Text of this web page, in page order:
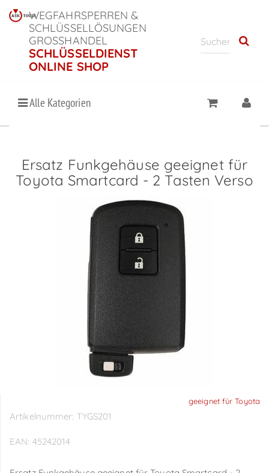
WEGFAHRSPERREN &
SCHLÜSSELLÖSUNGEN
GROSSHANDEL
SCHLÜSSELDIENST
ONLINE SHOP
Alle Kategorien
Ersatz Funkgehäuse geeignet für
Toyota Smartcard - 2 Tasten Verso
geeignet für Toyota
Artikelnummer: TYGS201
EAN: 45242014